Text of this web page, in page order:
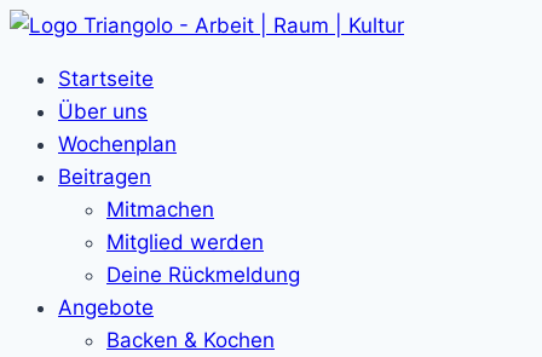
Zum
springenStartseite
Über uns
Wochenplan
Beitragen
Mitmachen
Mitglied werden
Deine Rückmeldung
Angebote
Backen & Kochen